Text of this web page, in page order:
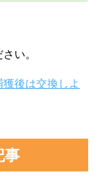
い。
後は交換しよ
事